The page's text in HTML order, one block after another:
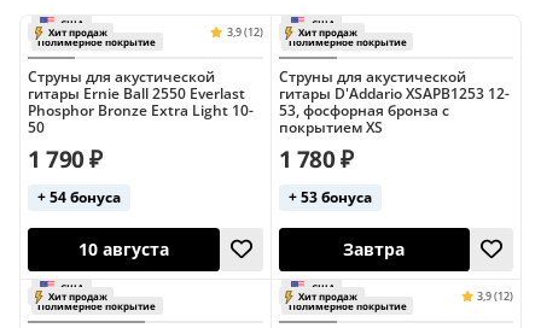
Rotosound
Smiger
МозерЪ
Бронзово-фосфорные
Бронзовые
Никилевые
Серебряные Стальные
Хит продаж 3,9 (12)
Струны для акустической
гитары Ernie Ball 2550 Everlast
Phosphor Bronze Extra Light 10-
50
Полимерное покрытие
1 790 ₽
+ 54 бонуса
Хит продаж
Струны для акустической
гитары D'Addario XSAPB1253 12-
53, фосфорная бронза с
покрытием XS
США
1 780 ₽
+ 53 бонуса